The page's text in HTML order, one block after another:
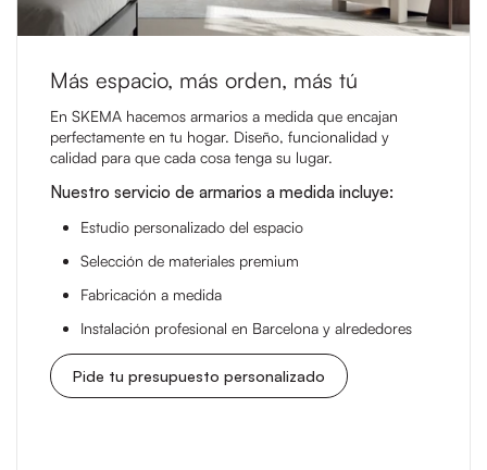
Más espacio, más orden, más tú
En SKEMA hacemos armarios a medida que encajan
perfectamente en tu hogar. Diseño, funcionalidad y
calidad para que cada cosa tenga su lugar.
Nuestro servicio de armarios a medida incluye:
Estudio personalizado del espacio
Selección de materiales premium
Fabricación a medida
Instalación profesional en Barcelona y alrededores
Pide tu presupuesto personalizado